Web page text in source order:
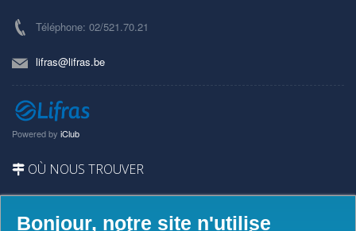
Bonjour, notre site n'utilise
Téléphone: 02/521.70.21
lifras@lifras.be
Powered by iClub
OÙ NOUS TROUVER